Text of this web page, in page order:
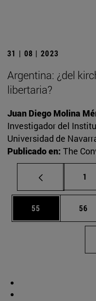
31 | 08 | 2023
Argentina: ¿del
libertaria?
Juan Diego Molina
Investigador del
Universidad de
Publicado en: The
1
Página
55 56